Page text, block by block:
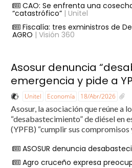
CAO: Se enfrenta una
“catastrófico” | Unitel
Fiscalía: tres exministros de
AGRO | Visión 360
Asosur denuncia
emergencia y pide a
Unitel Economía 18/Abr/2026
Asosur, la asociación que reúne a
“desabastecimiento” de diésel en
(YPFB) “cumplir sus compromisos
ASOSUR denuncia
Agro cruceño expresa